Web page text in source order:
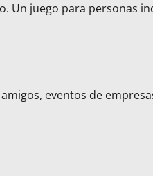
Un juego para personas
eventos de